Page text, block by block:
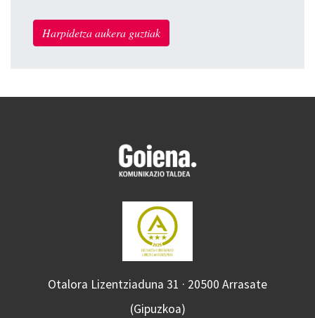
Harpidetza aukera guztiak
Otalora Lizentziaduna 31 · 20500 Arrasate
(Gipuzkoa)